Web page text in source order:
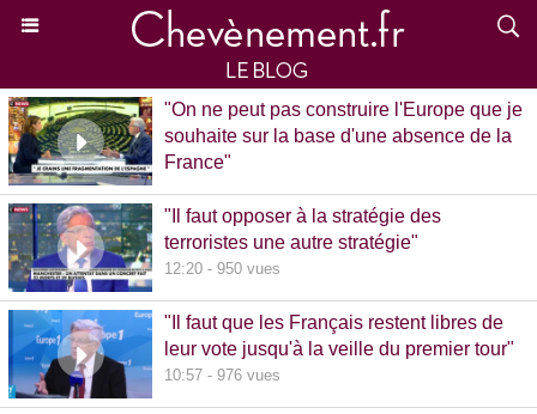
"On ne peut pas construire l'Europe que je
souhaite sur la base d'une absence de la
France"
"Il faut opposer à la stratégie des
terroristes une autre stratégie"
12:20 - 950 vues
"Il faut que les Français restent libres de
leur vote jusqu'à la veille du premier tour"
10:57 - 976 vues